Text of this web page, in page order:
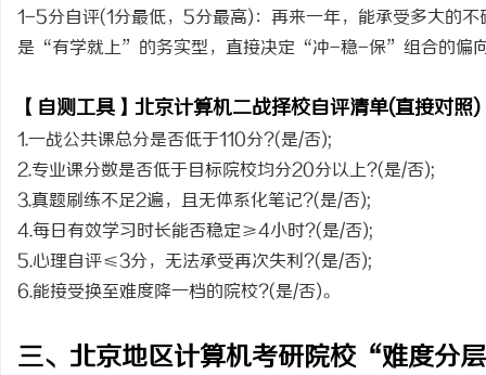
1-5分自评(1分最低，5分最高)：再来一年，能承受多大的
是“有学就上”的务实型，直接决定“冲-稳-保”组合的偏
【自测工具】北京计算机二战择校自评清单(直接对照)
1.一战公共课总分是否低于110分?(是/否);
2.专业课分数是否低于目标院校均分20分以上?(是/否);
3.真题刷练不足2遍，且无体系化笔记?(是/否);
4.每日有效学习时长能否稳定≥4小时?(是/否);
5.心理自评≤3分，无法承受再次失利?(是/否);
6.能接受换至难度降一档的院校?(是/否)。
三、北京地区计算机考研院校“难度分